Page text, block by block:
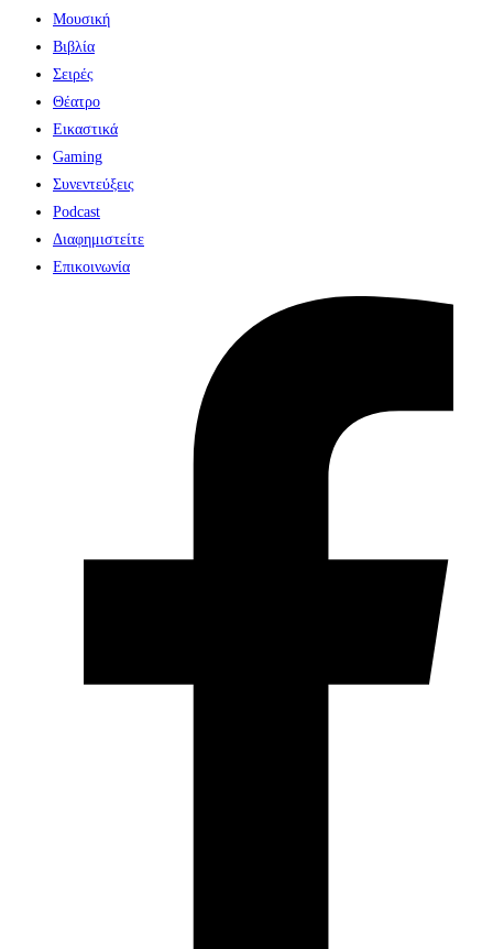
Μουσική
Βιβλία
Σειρές
Θέατρο
Εικαστικά
Gaming
Συνεντεύξεις
Podcast
Διαφημιστείτε
Επικοινωνία